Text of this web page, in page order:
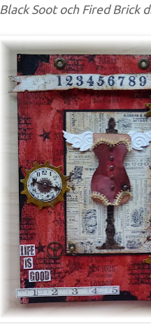
Black Soot och Fired Brick